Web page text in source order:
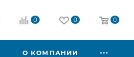
0 0 0
О КОМПАНИИ